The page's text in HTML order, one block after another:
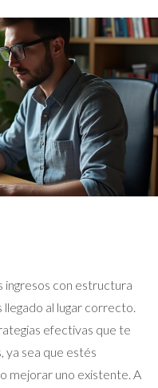
ingresos con estructura
al lugar correcto.
efectivas que te
ya sea que estés
mejorar uno existente. A